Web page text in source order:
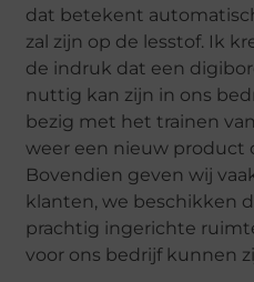
dat betekent
zal zijn op de lesstof. Ik
de indruk dat een
nuttig kan zijn in ons
bezig met het trainen
weer een nieuw product
Bovendien geven wij
klanten, we beschikken
prachtig ingerichte
voor ons bedrijf kunnen